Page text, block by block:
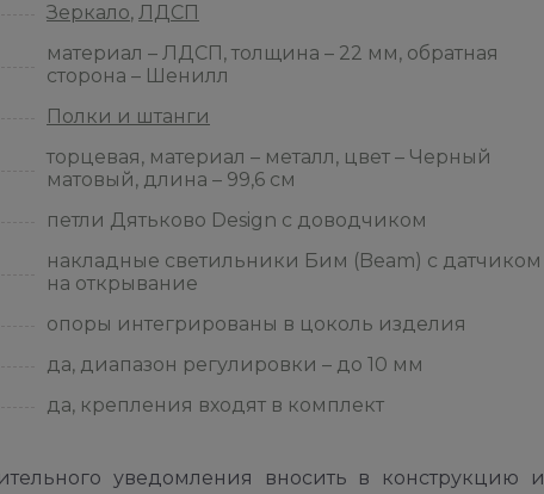
Зеркало, ЛДСП
материал – ЛДСП, толщина – 22 мм, обратная
сторона – Шенилл
Полки и штанги
торцевая, материал – металл, цвет – Черный
матовый, длина – 99,6 см
петли Дятьково Design с доводчиком
накладные светильники Бим (Beam) с датчиком
на открывание
опоры интегрированы в цоколь изделия
да, диапазон регулировки – до 10 мм
да, крепления входят в комплект
уведомления вносить в конструкцию и